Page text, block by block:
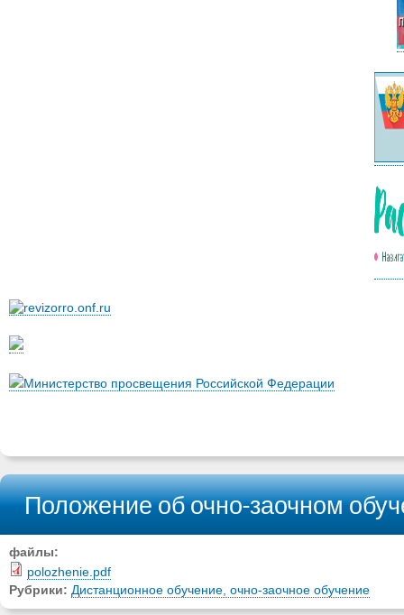
Министерство просвещения Российской Федерации
Положение об очно-заочном
файлы:
polozhenie.pdf
Рубрики: Дистанционное обучение, очно-заочное обучение